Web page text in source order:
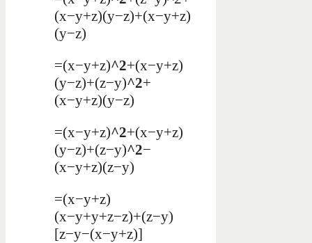
(x−y+z)(y−z)+(x−y+z)
(y−z)
=(x−y+z)^2+(x−y+z)
(y−z)+(z−y)^2+
(x−y+z)(y−z)
=(x−y+z)^2+(x−y+z)
(y−z)+(z−y)^2−
(x−y+z)(z−y)
=(x−y+z)
(x−y+y+z−z)+(z−y)
[z−y−(x−y+z)]